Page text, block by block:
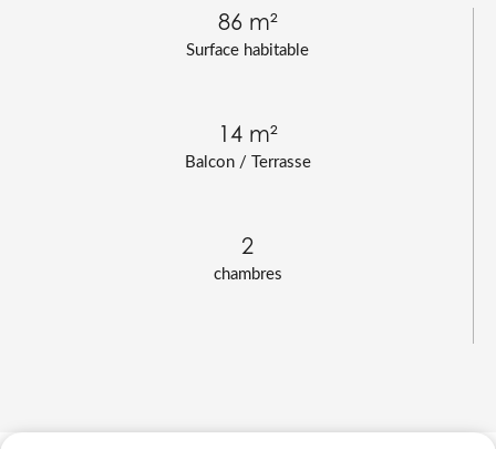
Surface habitable
86 m²
Balcon / Terrasse
14 m²
chambres
2